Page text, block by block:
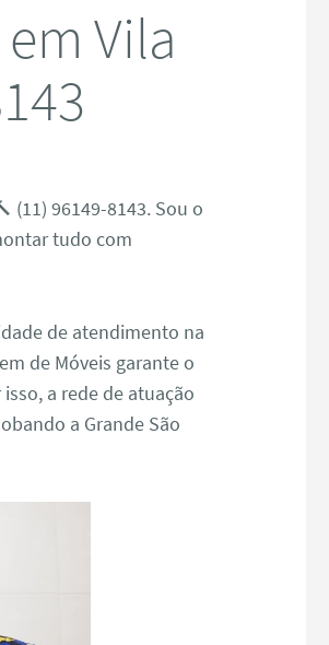
Vila
(11) 96149-8143. Sou o
tudo com
de atendimento na
de Móveis garante o
a rede de atuação
a Grande São